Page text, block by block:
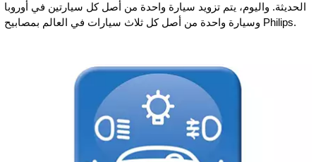
الحديثة. واليوم، يتم تزويد سيارة واحدة من أصل كل سيارتين في أوروبا
وسيارة واحدة من أصل كل ثلاث سيارات في العالم بمصابيح Philips.